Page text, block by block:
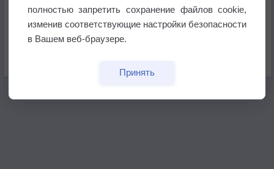
В Приморье обнаружены морские волны тепла
Изменение климата повлияло на ареал обитания
полностью запретить сохранение файлов cookie,
изменив соответствующие настройки безопасности
в Вашем веб-браузере.
Принять